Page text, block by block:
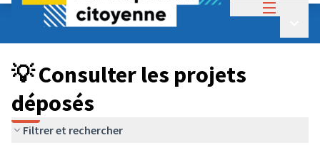
Budget Participatif JEUNESSE 2024
💡 Consulter les projets déposés
💡 Consulter les projets
déposés
Filtrer et rechercher